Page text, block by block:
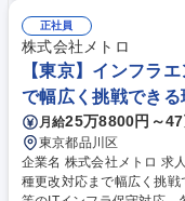
ロセス設計(タクトタイム/
ライン構築(動線設計/自動
ョン業務 ・プロセスFMEAによるリスク
ム・タイ)工程管理_工場
正社員
株式会社メトロ
【東京】インフラ
で幅広く挑戦でき
月給25万8800円～
東京都品川区
企業名 株式会社メトロ 求人名 【東京】インフラエンジニア/保守作業～各
種更改対応まで幅広く挑戦できる環境 仕事の内容